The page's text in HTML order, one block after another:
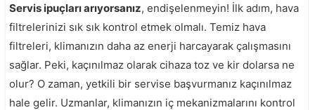
Servis ipuçları arıyorsanız, endişelenmeyin! İlk adım, hava
filtrelerinizi sık sık kontrol etmek olmalı. Temiz hava
filtreleri, klimanızın daha az enerji harcayarak çalışmasını
sağlar. Peki, kaçınılmaz olarak cihaza toz ve kir dolarsa ne
olur? O zaman, yetkili bir servise başvurmanız kaçınılmaz
hale gelir. Uzmanlar, klimanızın iç mekanizmalarını kontrol